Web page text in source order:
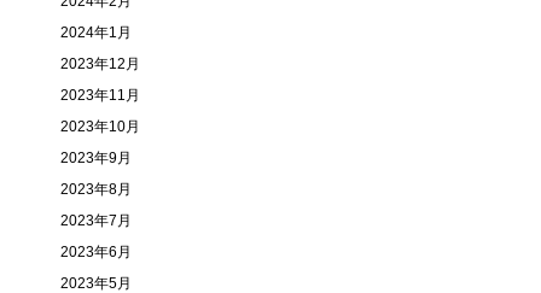
2024年1月
2023年12月
2023年11月
2023年10月
2023年9月
2023年8月
2023年7月
2023年6月
2023年5月